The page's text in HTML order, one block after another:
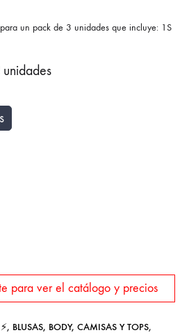
un pack de 3 unidades que incluye: 1S
unidades
para ver el catálogo y precios
, BLUSAS, BODY, CAMISAS Y TOPS,